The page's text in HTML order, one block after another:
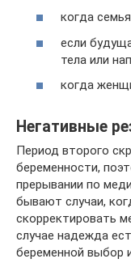
когда
если
тела или
когда
Негативные
Период второго
беременности,
прерывании по
бывают случаи,
скорректировать
случае надежда
беременной выбор